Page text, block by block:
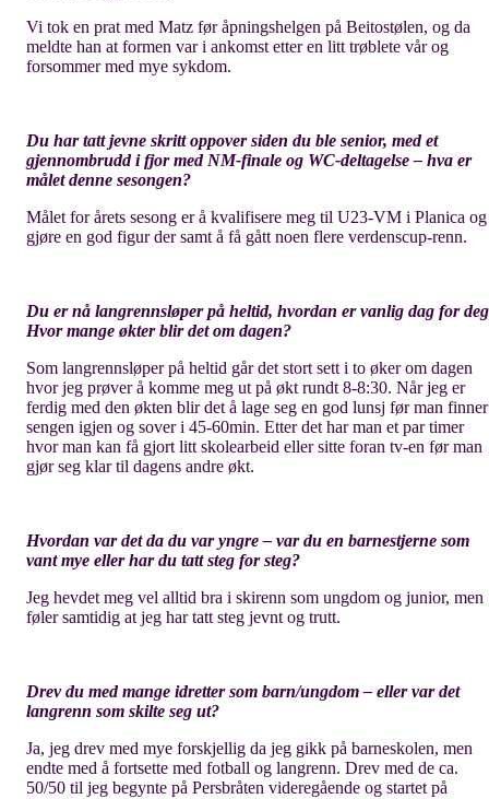
Vi tok en prat med Matz før åpningshelgen på Beitostølen, og da
meldte han at formen var i ankomst etter en litt trøblete vår og
forsommer med mye sykdom.
Du har tatt jevne skritt oppover siden du ble senior, med et
gjennombrudd i fjor med NM-finale og WC-deltagelse – hva er
målet denne sesongen?
Målet for årets sesong er å kvalifisere meg til U23-VM i Planica og
gjøre en god figur der samt å få gått noen flere verdenscup-renn.
Du er nå langrennsløper på heltid, hvordan er vanlig dag for
Hvor mange økter blir det om dagen?
Som langrennsløper på heltid går det stort sett i to øker om dagen
hvor jeg prøver å komme meg ut på økt rundt 8-8:30. Når jeg er
ferdig med den økten blir det å lage seg en god lunsj før man finner
sengen igjen og sover i 45-60min. Etter det har man et par timer
hvor man kan få gjort litt skolearbeid eller sitte foran tv-en før man
gjør seg klar til dagens andre økt.
Hvordan var det da du var yngre – var du en barnestjerne som
vant mye eller har du tatt steg for steg?
Jeg hevdet meg vel alltid bra i skirenn som ungdom og junior, men
føler samtidig at jeg har tatt steg jevnt og trutt.
Drev du med mange idretter som barn/ungdom – eller var det
langrenn som skilte seg ut?
Ja, jeg drev med mye forskjellig da jeg gikk på barneskolen, men
endte med å fortsette med fotball og langrenn. Drev med de ca.
50/50 til jeg begynte på Persbråten videregående og startet på